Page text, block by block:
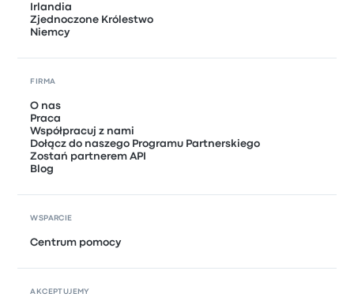
Irlandia
Zjednoczone Królestwo
Niemcy
FIRMA
O nas
Praca
Współpracuj z nami
Dołącz do naszego Programu Partnerskiego
Zostań partnerem API
Blog
WSPARCIE
Centrum pomocy
AKCEPTUJEMY